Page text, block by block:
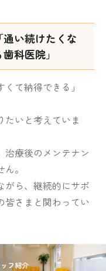
「通い続けたくな
歯科医院」
て納得できる」
たいと考えていま
治療後のメンテナン
。
がら、継続的にサポ
皆さまと関わってい
フ紹介